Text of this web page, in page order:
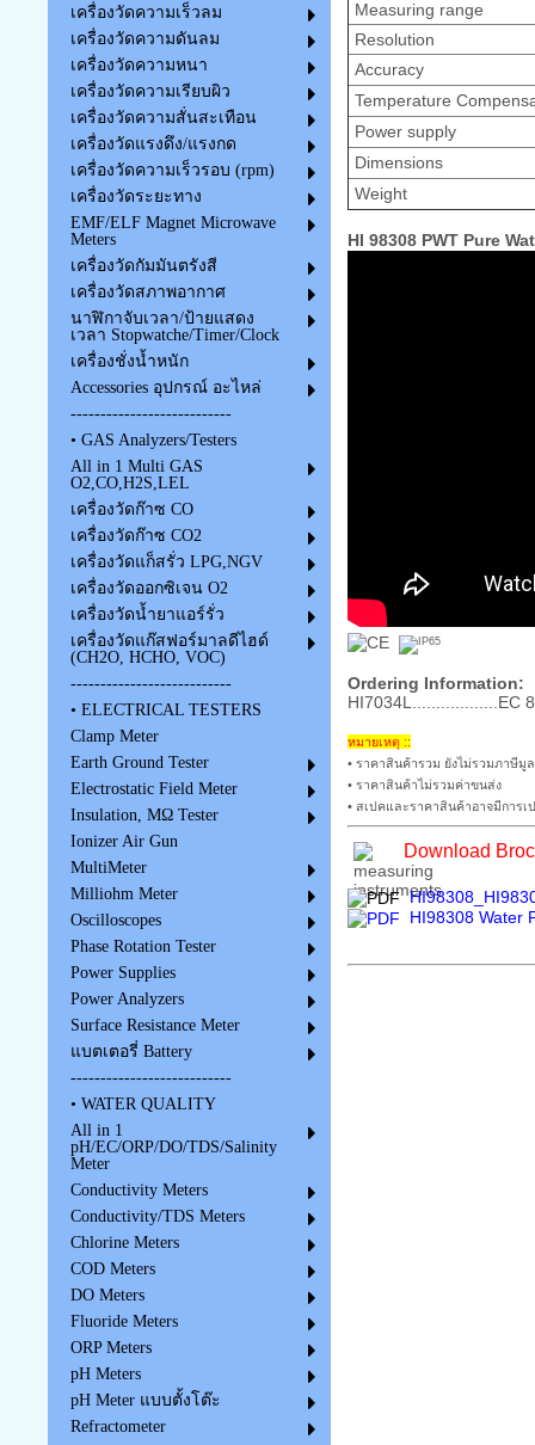
เครื่องวัดความเร็วลม
เครื่องวัดความดันลม
เครื่องวัดความหนา
เครื่องวัดความเรียบผิว
เครื่องวัดความสั่นสะเทือน
เครื่องวัดแรงดึง/แรงกด
เครื่องวัดความเร็วรอบ (rpm)
เครื่องวัดระยะทาง
EMF/ELF Magnet Microwave
Meters
เครื่องวัดกัมมันตรังสี
เครื่องวัดสภาพอากาศ
นาฬิกาจับเวลา/ป้ายแสดง
เวลา Stopwatche/Timer/Clock
เครื่องชั่งน้ำหนัก
Accessories อุปกรณ์ อะไหล่
---------------------------
• GAS Analyzers/Testers
All in 1 Multi GAS
O2,CO,H2S,LEL
เครื่องวัดก๊าซ CO
เครื่องวัดก๊าซ CO2
เครื่องวัดแก็สรั่ว LPG,NGV
เครื่องวัดออกซิเจน O2
เครื่องวัดน้ำยาแอร์รั่ว
เครื่องวัดแก๊สฟอร์มาลดีไฮด์
(CH2O, HCHO, VOC)
---------------------------
• ELECTRICAL TESTERS
Clamp Meter
Earth Ground Tester
Electrostatic Field Meter
Insulation, MΩ Tester
Ionizer Air Gun
MultiMeter
Milliohm Meter
Oscilloscopes
Phase Rotation Tester
Power Supplies
Power Analyzers
Surface Resistance Meter
แบตเตอรี่ Battery
---------------------------
• WATER QUALITY
All in 1
pH/EC/ORP/DO/TDS/Salinity
Meter
Conductivity Meters
Conductivity/TDS Meters
Chlorine Meters
COD Meters
DO Meters
Fluoride Meters
ORP Meters
pH Meters
pH Meter แบบตั้งโต๊ะ
Refractometer
Measuring range
Resolution
Accuracy
Temperature
Power supply
Dimensions
Weight
HI 98308 PWT Pure
Ordering Information:
HI7034L..................EC
หมายเหตุ ::
• ราคาสินค้ารวม ยังไม่รวมภาษีมู
• ราคาสินค้าไม่รวมค่าขนส่ง
• สเปคและราคาสินค้าอาจมีการ
Download
HI98308 Water